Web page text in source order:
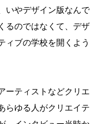
いやデザイン版なんで
るのではなくて、デザ
ィブの学校を開くよう
ーティストなどクリエ
らゆる人がクリエイテ